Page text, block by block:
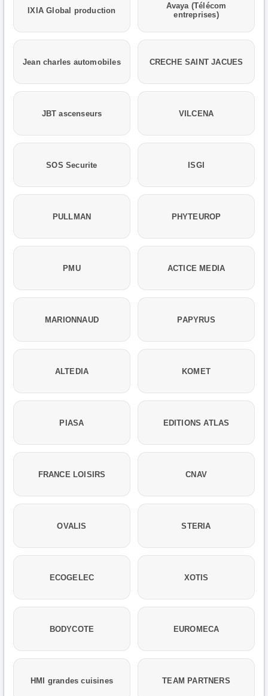
IXIA Global production
Avaya (Télécom
entreprises)
Jean charles automobiles CRECHE SAINT JACUES
JBT ascenseurs VILCENA
SOS Securite ISGI
PULLMAN PHYTEUROP
PMU ACTICE MEDIA
MARIONNAUD PAPYRUS
ALTEDIA KOMET
PIASA EDITIONS ATLAS
FRANCE LOISIRS CNAV
OVALIS STERIA
ECOGELEC XOTIS
BODYCOTE EUROMECA
HMI grandes cuisines TEAM PARTNERS